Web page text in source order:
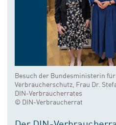
Besuch der Bundesministerin
Verbraucherschutz, Frau Dr.
DIN-Verbraucherrates
© DIN-Verbraucherrat